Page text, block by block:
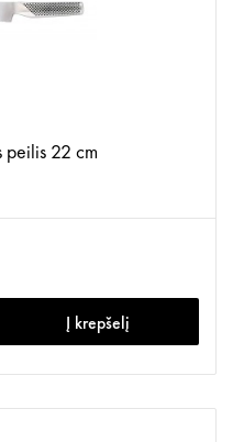
peilis 22 cm
Į krepšelį